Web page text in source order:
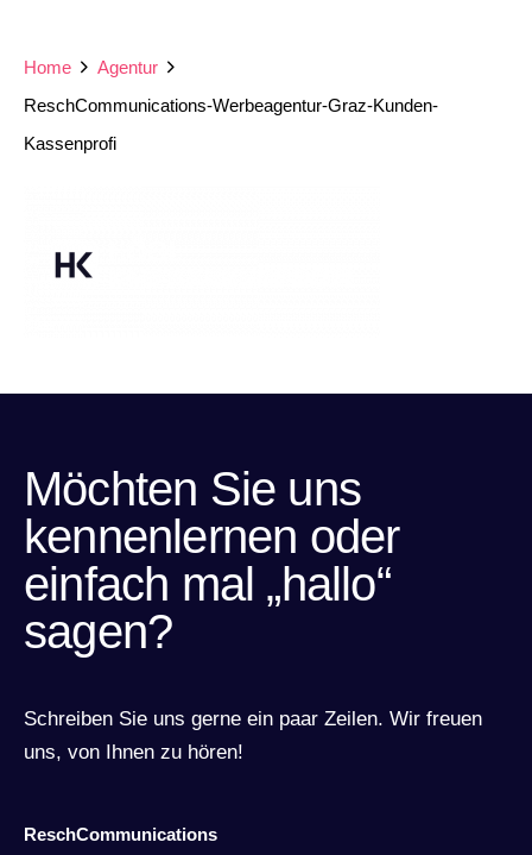
Home
Agentur
ReschCommunications-Werbeagentur-Graz-Kunden-
Kassenprofi
Möchten Sie uns
kennenlernen oder
einfach mal „hallo“
sagen?
Schreiben Sie uns gerne ein paar Zeilen. Wir freuen
uns, von Ihnen zu hören!
ReschCommunications